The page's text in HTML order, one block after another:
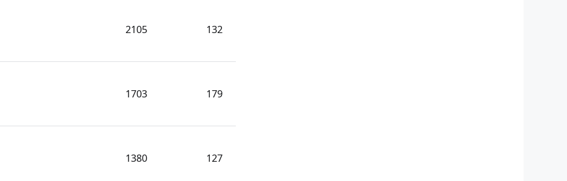
2105 132
1703 179
1380 127